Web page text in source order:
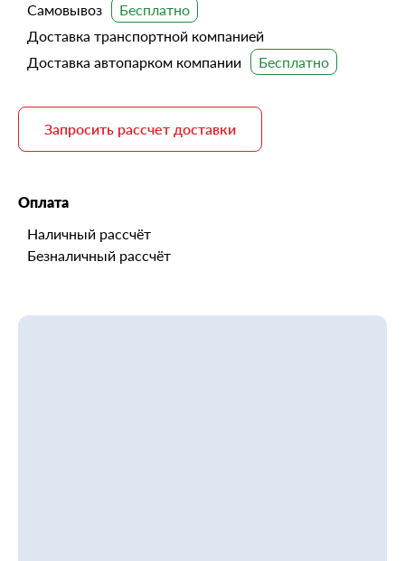
Самовывоз
Доставка транспортной компанией
Доставка автопарком компании
Запросить рассчет доставки
Оплата
Наличный рассчёт
Безналичный рассчёт